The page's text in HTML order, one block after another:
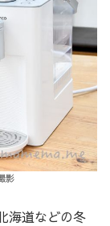
影
海道などの冬